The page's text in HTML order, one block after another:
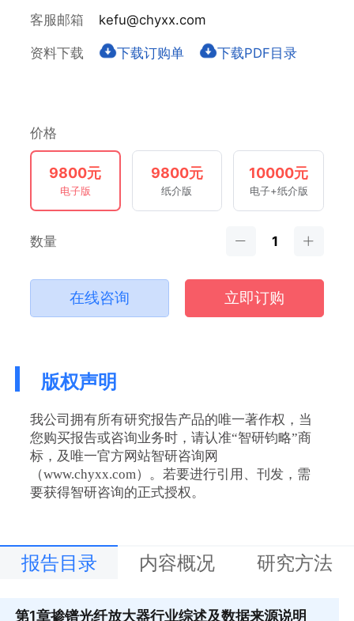
客服邮箱 kefu@chyxx.com
资料下载 下载订购单 下载PDF目录
价格
9800元
电子版
9800元
纸介版
10000元
电子+纸介版
数量
在线咨询 立即订购
版权声明
我公司拥有所有研究报告产品的唯一著作权，当
您购买报告或咨询业务时，请认准“智研钧略”商
标，及唯一官方网站智研咨询网
（www.chyxx.com）。若要进行引用、刊发，需
要获得智研咨询的正式授权。
报告目录 内容概况 研究方法
第1章掺镨光纤放大器行业综述及数据来源说明